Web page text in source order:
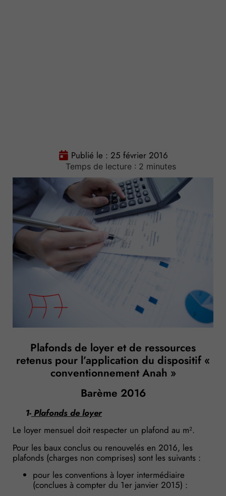
Publié le : 25 février 2016
Temps de lecture : 2 minutes
Plafonds de loyer et de ressources
retenus pour l’application du dispositif «
conventionnement Anah »
Barème 2016
1- Plafonds de loyer
Le loyer mensuel doit respecter un plafond au m².
Pour les baux conclus ou renouvelés en 2016, les
plafonds (charges non comprises) sont les suivants :
pour les conventions à loyer intermédiaire
(conclues à compter du 1er janvier 2015) :